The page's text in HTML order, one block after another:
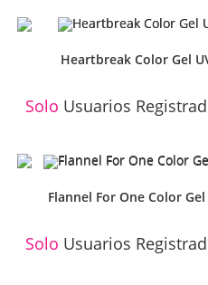
Heartbreak Color Gel
Solo Usuarios
Flannel For One Color
Solo Usuarios